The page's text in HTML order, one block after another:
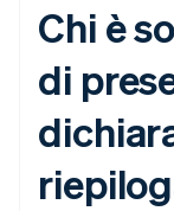
Chi è
di